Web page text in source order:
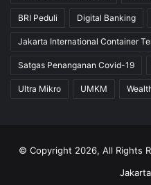
BRI Peduli Digital Banking
Jakarta International Container
Satgas Penanganan Covid-19
Ultra Mikro UMKM
© Copyright 2026, All Rights